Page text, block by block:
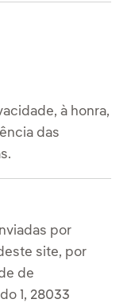
à honra,
das
por
site, por
de
1, 28033